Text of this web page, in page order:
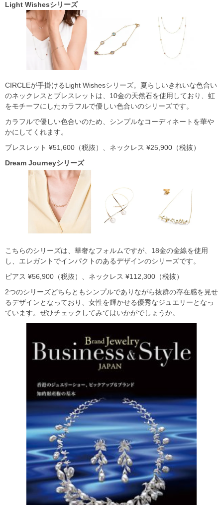
Light Wishesシリーズ
CIRCLEが手掛けるLight Wishesシリーズ。夏らしいきれいな色合い
のネックレスとブレスレットは、10金の天然石を使用しており、虹
をモチーフにしたカラフルで優しい色合いのシリーズです。
カラフルで優しい色合いのため、シンプルなコーディネートを華や
かにしてくれます。
ブレスレット ¥51,600（税抜）、ネックレス ¥25,900（税抜）
Dream Journeyシリーズ
こちらのシリーズは、華奢なフォルムですが、18金の金線を使用
し、エレガントでインパクトのあるデザインのシリーズです。
ピアス ¥56,900（税抜）、ネックレス ¥112,300（税抜）
2つのシリーズどちらともシンプルでありながら抜群の存在感を見せ
るデザインとなっており、女性を輝かせる優秀なジュエリーとなっ
ています。ぜひチェックしてみてはいかがでしょうか。